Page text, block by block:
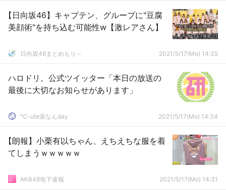
【日向坂46】キャプテン、グループに"豆腐
美顔術"を持ち込む可能性w【激レアさん】
日向坂46まとめもり～ 2021/5/17(Mo) 14:35
ハロドリ。公式ツイッター「本日の放送の
最後に大切なお知らせがあります」
℃-ute派なんday 2021/5/17(Mo) 14:34
【朗報】小栗有以ちゃん、えちえちな服を着
てしまうｗｗｗｗｗ
AKB48地下速報 2021/5/17(Mo) 14:31